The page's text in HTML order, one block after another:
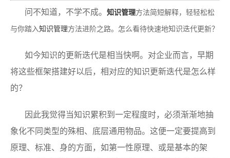
问不知道，不学不成。 知识管理方法简短解释，轻轻松松
与你踏入知识管理方法进阶之路。怎么看待快速地知识迭代更新？
如今知识的更新迭代是相当快啊。对企业而言，早期
将这些框架搭建好以后，相对应的知识更新迭代是怎么样
的？
因此我觉得当知识累积到一定程度时，必须渐渐地抽
象化不同类型的殊相、底层通用物品。这便一定要提高到
原理、标准、身的方面，如第一性原理、或是基本的架